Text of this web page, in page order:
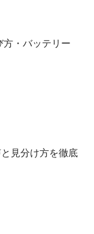
方・バッテリー
見分け方を徹底